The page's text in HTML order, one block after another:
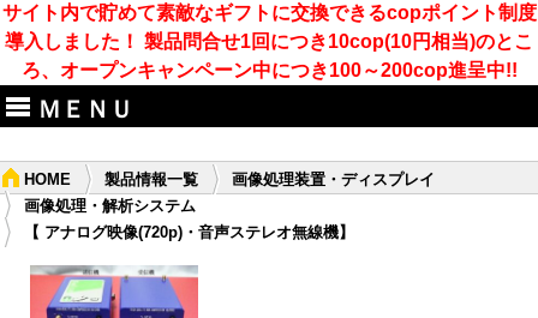
サイト内で貯めて素敵なギフトに交換できるcopポイント制度
導入しました！ 製品問合せ1回につき10cop(10円相当)のとこ
ろ、オープンキャンペーン中につき100～200cop進呈中!!
ＭＥＮＵ
HOME 製品情報一覧
画像処理装置・ディスプレイ
画像処理・解析システム
【 アナログ映像(720p)・音声ステレオ無線機】